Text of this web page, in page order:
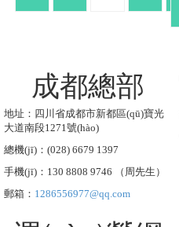
成都總部
地址：四川省成都市新都區(qū)寶光
大道南段1271號(hào)
總機(jī)：(028) 6679 1397
手機(jī)：130 8808 9746 （周先生）
郵箱： 1286556977@qq.com